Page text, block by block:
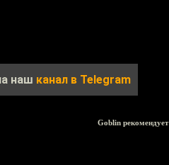
наш канал в Telegram
Goblin рекомендует